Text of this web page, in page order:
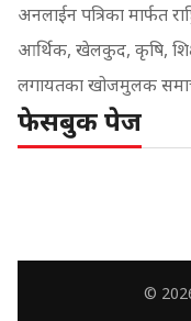
अनलाईन पत्रिका मार्फत
आर्थिक, खेलकुद, कृषि,
लगायतका खोजमुलक
फेसबुक पेज
©